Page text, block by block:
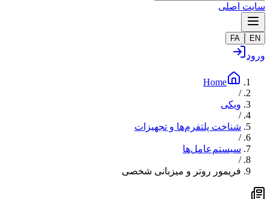
سایت اصلی
EN
FA
ورود
Home
/
ویکی
/
شناخت پلتفرم‌ها و تجهیزات
/
سیستم‌عامل‌ها
/
فریمور روتر و میزبانی شخصی